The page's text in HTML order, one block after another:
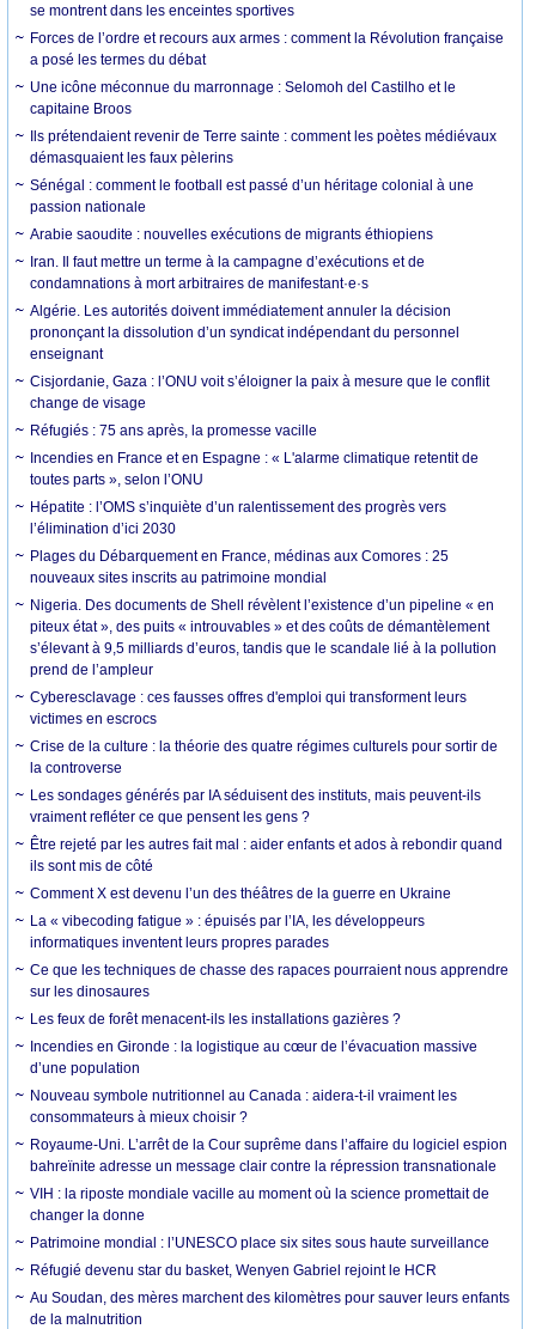
se montrent dans les enceintes sportives
Forces de l’ordre et recours aux armes : comment la Révolution française
a posé les termes du débat
Une icône méconnue du marronnage : Selomoh del Castilho et le
capitaine Broos
Ils prétendaient revenir de Terre sainte : comment les poètes médiévaux
démasquaient les faux pèlerins
Sénégal : comment le football est passé d’un héritage colonial à une
passion nationale
Arabie saoudite : nouvelles exécutions de migrants éthiopiens
Iran. Il faut mettre un terme à la campagne d’exécutions et de
condamnations à mort arbitraires de manifestant·e·s
Algérie. Les autorités doivent immédiatement annuler la décision
prononçant la dissolution d’un syndicat indépendant du personnel
enseignant
Cisjordanie, Gaza : l’ONU voit s’éloigner la paix à mesure que le conflit
change de visage
Réfugiés : 75 ans après, la promesse vacille
Incendies en France et en Espagne : « L'alarme climatique retentit de
toutes parts », selon l’ONU
Hépatite : l’OMS s’inquiète d’un ralentissement des progrès vers
l’élimination d’ici 2030
Plages du Débarquement en France, médinas aux Comores : 25
nouveaux sites inscrits au patrimoine mondial
Nigeria. Des documents de Shell révèlent l’existence d’un pipeline « en
piteux état », des puits « introuvables » et des coûts de démantèlement
s’élevant à 9,5 milliards d’euros, tandis que le scandale lié à la pollution
prend de l’ampleur
Cyberesclavage : ces fausses offres d'emploi qui transforment leurs
victimes en escrocs
Crise de la culture : la théorie des quatre régimes culturels pour sortir de
la controverse
Les sondages générés par IA séduisent des instituts, mais peuvent-ils
vraiment refléter ce que pensent les gens ?
Être rejeté par les autres fait mal : aider enfants et ados à rebondir quand
ils sont mis de côté
Comment X est devenu l’un des théâtres de la guerre en Ukraine
La « vibecoding fatigue » : épuisés par l’IA, les développeurs
informatiques inventent leurs propres parades
Ce que les techniques de chasse des rapaces pourraient nous apprendre
sur les dinosaures
Les feux de forêt menacent-ils les installations gazières ?
Incendies en Gironde : la logistique au cœur de l’évacuation massive
d’une population
Nouveau symbole nutritionnel au Canada : aidera-t-il vraiment les
consommateurs à mieux choisir ?
Royaume-Uni. L’arrêt de la Cour suprême dans l’affaire du logiciel espion
bahreïnite adresse un message clair contre la répression transnationale
VIH : la riposte mondiale vacille au moment où la science promettait de
changer la donne
Patrimoine mondial : l’UNESCO place six sites sous haute surveillance
Réfugié devenu star du basket, Wenyen Gabriel rejoint le HCR
Au Soudan, des mères marchent des kilomètres pour sauver leurs enfants
de la malnutrition